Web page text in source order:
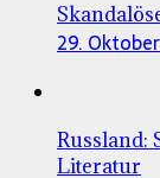
29.
Russland:
Literatur